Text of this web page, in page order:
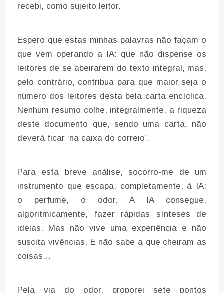
recebi, como sujeito leitor.
Espero que estas minhas palavras não façam o
que vem operando a IA: que não dispense os
leitores de se abeirarem do texto integral, mas,
pelo contrário, contribua para que maior seja o
número dos leitores desta bela carta encíclica.
Nenhum resumo colhe, integralmente, a riqueza
deste documento que, sendo uma carta, não
deverá ficar ‘na caixa do correio’.
Para esta breve análise, socorro-me de um
instrumento que escapa, completamente, à IA:
o perfume, o odor. A IA consegue,
algoritmicamente, fazer rápidas sínteses de
ideias. Mas não vive uma experiência e não
suscita vivências. E não sabe a que cheiram as
coisas…
Pela via do odor, proporei sete pontos